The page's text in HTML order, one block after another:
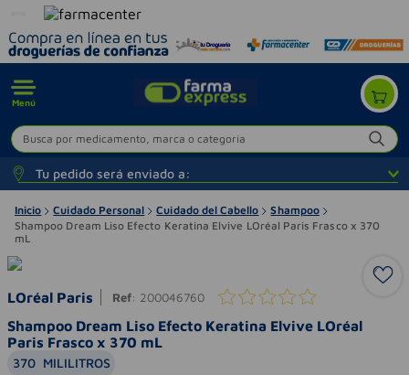
Menú
Busca por medicamento, marca o categoría
Tu pedido será enviado a:
Inicio Cuidado Personal Cuidado del Cabello
Shampoo
Shampoo Dream Liso Efecto Keratina Elvive LOréal Paris Frasco x 370
mL
LOréal Paris Ref: 200046760
Shampoo Dream Liso Efecto Keratina Elvive LOréal
Paris Frasco x 370 mL
370 MILILITROS